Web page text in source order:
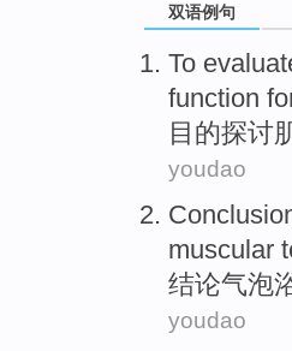
双语例句
To
function
目的探讨
youdao
muscular
结论气泡
youdao